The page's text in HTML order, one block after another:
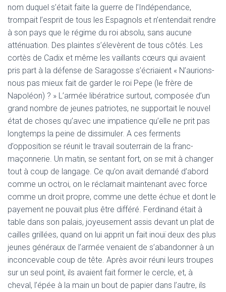
nom duquel s’était faite la guerre de l’Indépendance,
trompait l’esprit de tous les Espagnols et n’entendait rendre
à son pays que le régime du roi absolu, sans aucune
atténuation. Des plaintes s’élevèrent de tous côtés. Les
cortès de Cadix et même les vaillants cœurs qui avaient
pris part à la défense de Saragosse s’écriaient « N’aurions-
nous pas mieux fait de garder le roi Pepe (le frère de
Napoléon) ? » L’armée libératrice surtout, composée d’un
grand nombre de jeunes patriotes, ne supportait le nouvel
état de choses qu’avec une impatience qu’elle ne prit pas
longtemps la peine de dissimuler. A ces ferments
d’opposition se réunit le travail souterrain de la franc-
maçonnerie. Un matin, se sentant fort, on se mit à changer
tout à coup de langage. Ce qu’on avait demandé d’abord
comme un octroi, on le réclamait maintenant avec force
comme un droit propre, comme une dette échue et dont le
payement ne pouvait plus être différé. Ferdinand était à
table dans son palais, joyeusement assis devant un plat de
cailles grillées, quand on lui apprit un fait inouï deux des plus
jeunes généraux de l’armée venaient de s’abandonner à un
inconcevable coup de tête. Après avoir réuni leurs troupes
sur un seul point, ils avaient fait former le cercle, et, à
cheval, l’épée à la main un bout de papier dans l’autre, ils